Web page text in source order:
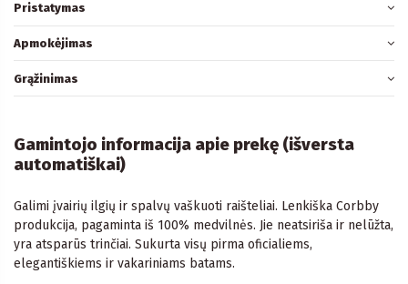
Pristatymas
Apmokėjimas
Grąžinimas
Gamintojo informacija apie prekę (išversta
automatiškai)
Galimi įvairių ilgių ir spalvų vaškuoti raišteliai. Lenkiška Corbby
produkcija, pagaminta iš 100% medvilnės. Jie neatsiriša ir nelūžta,
yra atsparūs trinčiai. Sukurta visų pirma oficialiems,
elegantiškiems ir vakariniams batams.